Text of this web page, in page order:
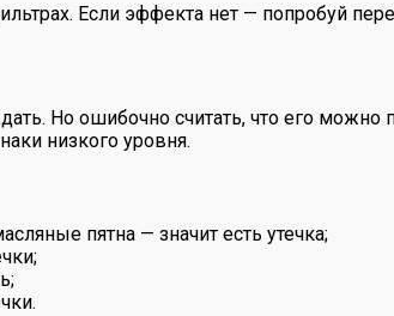
Если эффекта нет — попробуй
Но ошибочно считать, что его
низкого уровня.
пятна — значит есть утечка;